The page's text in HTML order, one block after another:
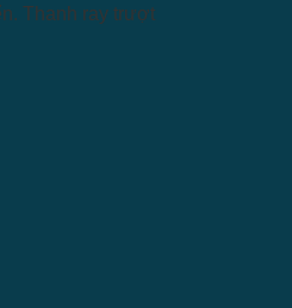
Thanh ray trượt